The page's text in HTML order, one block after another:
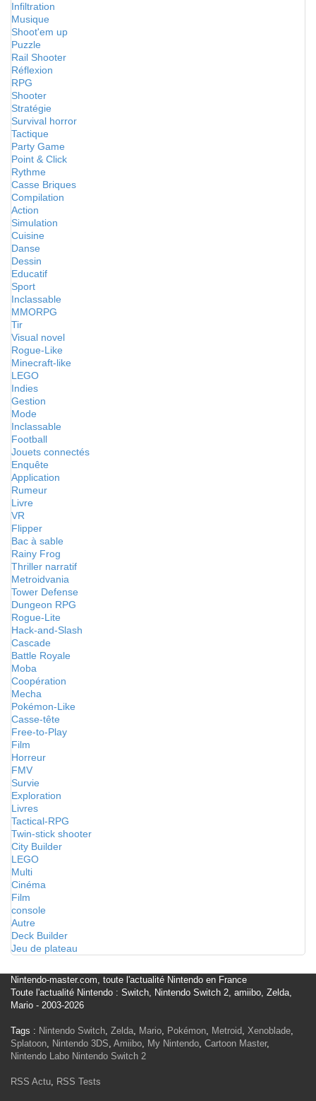
Infiltration
Musique
Shoot'em up
Puzzle
Rail Shooter
Réflexion
RPG
Shooter
Stratégie
Survival horror
Tactique
Party Game
Point & Click
Rythme
Casse Briques
Compilation
Action
Simulation
Cuisine
Danse
Dessin
Educatif
Sport
Inclassable
MMORPG
Tir
Visual novel
Rogue-Like
Minecraft-like
LEGO
Indies
Gestion
Mode
Inclassable
Football
Jouets connectés
Enquête
Application
Rumeur
Livre
VR
Flipper
Bac à sable
Rainy Frog
Thriller narratif
Metroidvania
Tower Defense
Dungeon RPG
Rogue-Lite
Hack-and-Slash
Cascade
Battle Royale
Moba
Coopération
Mecha
Pokémon-Like
Casse-tête
Free-to-Play
Film
Horreur
FMV
Survie
Exploration
Livres
Tactical-RPG
Twin-stick shooter
City Builder
LEGO
Multi
Cinéma
Film
console
Autre
Deck Builder
Jeu de plateau
Nintendo-master.com, toute l'actualité Nintendo en France
Toute l'actualité Nintendo : Switch, Nintendo Switch 2, amiibo, Zelda,
Mario - 2003-2026
Tags : Nintendo Switch, Zelda, Mario, Pokémon, Metroid, Xenoblade,
Splatoon, Nintendo 3DS, Amiibo, My Nintendo, Cartoon Master,
Nintendo Labo Nintendo Switch 2
RSS Actu, RSS Tests